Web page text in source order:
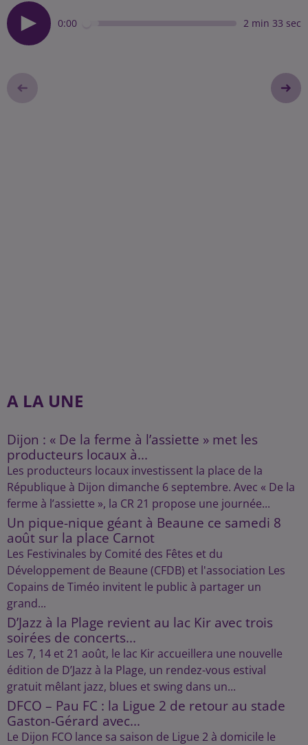
0:00 2 min 33 sec
A LA UNE
Dijon : « De la ferme à l’assiette » met les
producteurs locaux à...
Les producteurs locaux investissent la place de la
République à Dijon dimanche 6 septembre. Avec « De la
ferme à l’assiette », la CR 21 propose une journée...
Un pique-nique géant à Beaune ce samedi 8
août sur la place Carnot
Les Festivinales by Comité des Fêtes et du
Développement de Beaune (CFDB) et l'association Les
Copains de Timéo invitent le public à partager un
grand...
D’Jazz à la Plage revient au lac Kir avec trois
soirées de concerts...
Les 7, 14 et 21 août, le lac Kir accueillera une nouvelle
édition de D’Jazz à la Plage, un rendez-vous estival
gratuit mêlant jazz, blues et swing dans un...
DFCO – Pau FC : la Ligue 2 de retour au stade
Gaston-Gérard avec...
Le Dijon FCO lance sa saison de Ligue 2 à domicile le